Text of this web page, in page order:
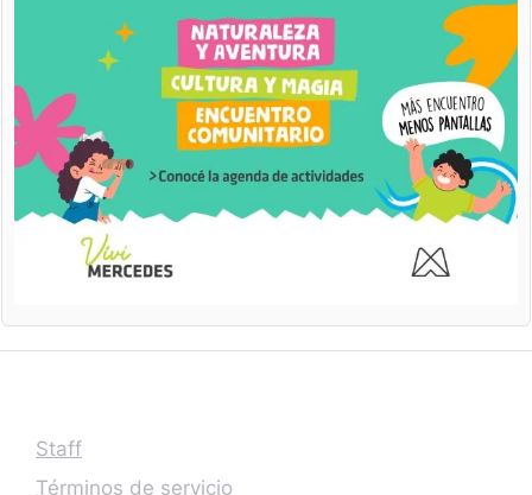
Staff
Términos de servicio